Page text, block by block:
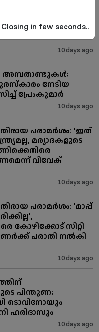
കേൾക്കാൻ
10 days ago
അമ്പതാണ്ടുകൾ;
നേടിയ
പ്രേംകുമാർ
10 days ago
പരാമർശം; 'ഇത്
മര്യാദകളുടെ
വിവേക്
10 days ago
പരാമർശം: 'മാപ്പ്
കോഴിക്കോട് സിറ്റി
പരാതി നൽകി
10 days ago
പിന്തുണ;
ടൊവിനോയും
ഹരിദാസും
10 days ago
Closing in few seconds..